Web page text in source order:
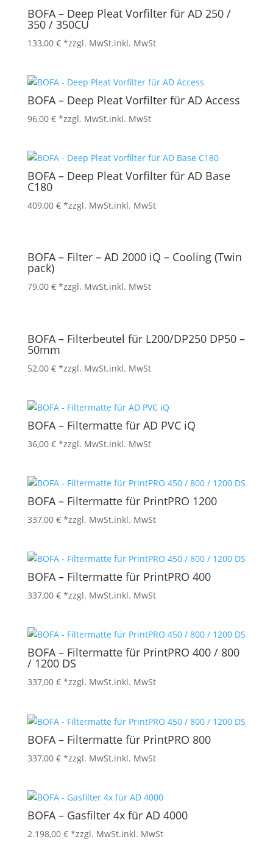
BOFA – Deep Pleat Vorfilter für AD 250 /
350 / 350CU
133,00 € *zzgl. MwSt.inkl. MwSt
BOFA – Deep Pleat Vorfilter für AD Access
96,00 € *zzgl. MwSt.inkl. MwSt
BOFA – Deep Pleat Vorfilter für AD Base
C180
409,00 € *zzgl. MwSt.inkl. MwSt
BOFA – Filter – AD 2000 iQ – Cooling (Twin
pack)
79,00 € *zzgl. MwSt.inkl. MwSt
BOFA – Filterbeutel für L200/DP250 DP50 –
50mm
52,00 € *zzgl. MwSt.inkl. MwSt
BOFA – Filtermatte für AD PVC iQ
36,00 € *zzgl. MwSt.inkl. MwSt
BOFA – Filtermatte für PrintPRO 1200
337,00 € *zzgl. MwSt.inkl. MwSt
BOFA – Filtermatte für PrintPRO 400
337,00 € *zzgl. MwSt.inkl. MwSt
BOFA – Filtermatte für PrintPRO 400 / 800
/ 1200 DS
337,00 € *zzgl. MwSt.inkl. MwSt
BOFA – Filtermatte für PrintPRO 800
337,00 € *zzgl. MwSt.inkl. MwSt
BOFA – Gasfilter 4x für AD 4000
2.198,00 € *zzgl. MwSt.inkl. MwSt